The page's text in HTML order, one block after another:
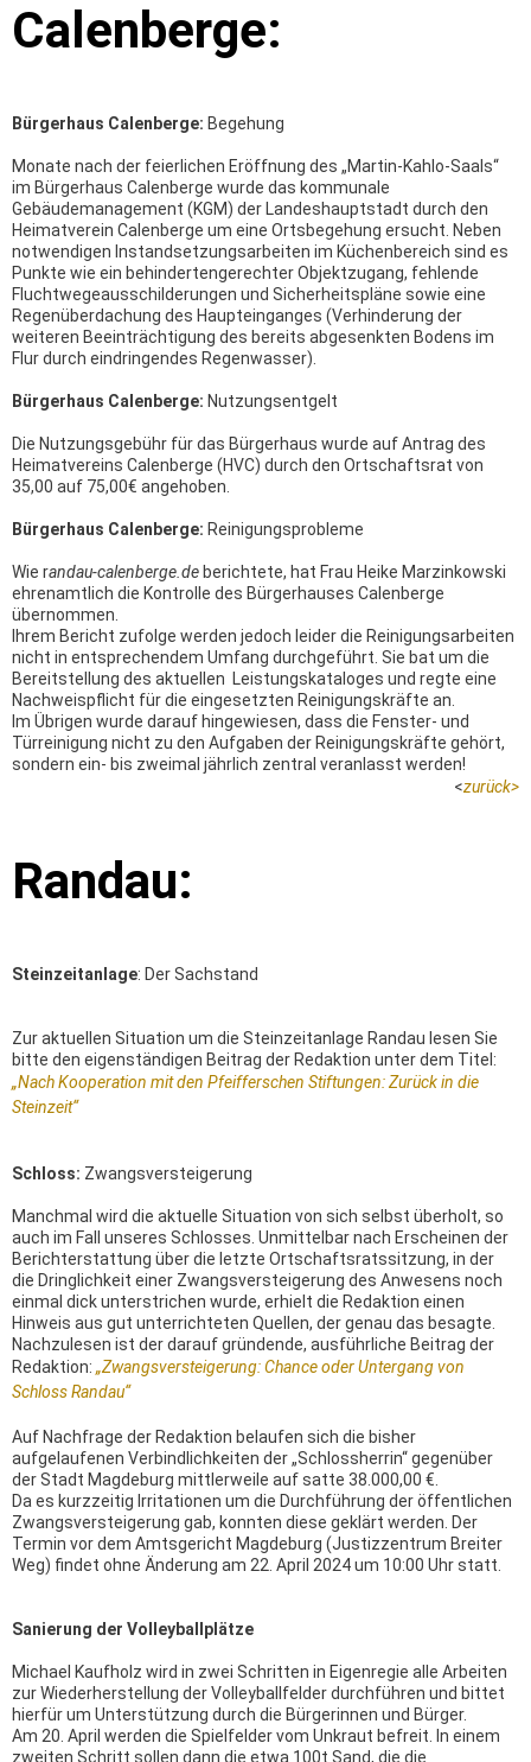
Calenberge:
Bürgerhaus Calenberge: Begehung
Monate nach der feierlichen Eröffnung des „Martin-Kahlo-Saals“
im Bürgerhaus Calenberge wurde das kommunale
Gebäudemanagement (KGM) der Landeshauptstadt durch den
Heimatverein Calenberge um eine Ortsbegehung ersucht. Neben
notwendigen Instandsetzungsarbeiten im Küchenbereich sind es
Punkte wie ein behindertengerechter Objektzugang, fehlende
Fluchtwegeausschilderungen und Sicherheitspläne sowie eine
Regenüberdachung des Haupteinganges (Verhinderung der
weiteren Beeinträchtigung des bereits abgesenkten Bodens im
Flur durch eindringendes Regenwasser).
Bürgerhaus Calenberge: Nutzungsentgelt
Die Nutzungsgebühr für das Bürgerhaus wurde auf Antrag des
Heimatvereins Calenberge (HVC) durch den Ortschaftsrat von
35,00 auf 75,00€ angehoben.
Bürgerhaus Calenberge: Reinigungsprobleme
Wie randau-calenberge.de berichtete, hat Frau Heike Marzinkowski
ehrenamtlich die Kontrolle des Bürgerhauses Calenberge
übernommen.
Ihrem Bericht zufolge werden jedoch leider die Reinigungsarbeiten
nicht in entsprechendem Umfang durchgeführt. Sie bat um die
Bereitstellung des aktuellen Leistungskataloges und regte eine
Nachweispflicht für die eingesetzten Reinigungskräfte an.
Im Übrigen wurde darauf hingewiesen, dass die Fenster- und
Türreinigung nicht zu den Aufgaben der Reinigungskräfte gehört,
sondern ein- bis zweimal jährlich zentral veranlasst werden!
<zurück>
Randau:
Steinzeitanlage: Der Sachstand
Zur aktuellen Situation um die Steinzeitanlage Randau lesen Sie
bitte den eigenständigen Beitrag der Redaktion unter dem Titel:
„Nach Kooperation mit den Pfeifferschen Stiftungen: Zurück in die
Steinzeit“
Schloss: Zwangsversteigerung
Manchmal wird die aktuelle Situation von sich selbst überholt, so
auch im Fall unseres Schlosses. Unmittelbar nach Erscheinen der
Berichterstattung über die letzte Ortschaftsratssitzung, in der
die Dringlichkeit einer Zwangsversteigerung des Anwesens noch
einmal dick unterstrichen wurde, erhielt die Redaktion einen
Hinweis aus gut unterrichteten Quellen, der genau das besagte.
Nachzulesen ist der darauf gründende, ausführliche Beitrag der
Redaktion: „Zwangsversteigerung: Chance oder Untergang von
Schloss Randau“
Auf Nachfrage der Redaktion belaufen sich die bisher
aufgelaufenen Verbindlichkeiten der „Schlossherrin“ gegenüber
der Stadt Magdeburg mittlerweile auf satte 38.000,00 €.
Da es kurzzeitig Irritationen um die Durchführung der öffentlichen
Zwangsversteigerung gab, konnten diese geklärt werden. Der
Termin vor dem Amtsgericht Magdeburg (Justizzentrum Breiter
Weg) findet ohne Änderung am 22. April 2024 um 10:00 Uhr statt.
Sanierung der Volleyballplätze
Michael Kaufholz wird in zwei Schritten in Eigenregie alle Arbeiten
zur Wiederherstellung der Volleyballfelder durchführen und bittet
hierfür um Unterstützung durch die Bürgerinnen und Bürger.
Am 20. April werden die Spielfelder vom Unkraut befreit. In einem
zweiten Schritt sollen dann die etwa 100t Sand, die die